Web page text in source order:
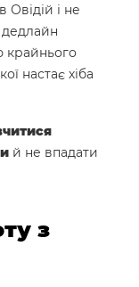
Овідій і не
дедлайн
крайнього
настає хіба
й не впадати
з